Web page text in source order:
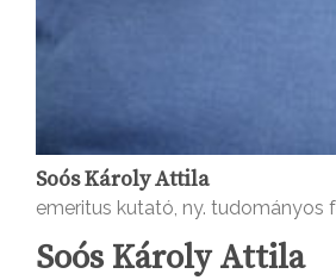
Soós Károly Attila
emeritus kutató, ny. tudományos
Soós Károly Attila